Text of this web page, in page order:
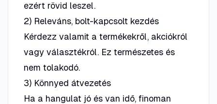
ezért rövid leszel.
2) Releváns, bolt-kapcsolt kezdés
Kérdezz valamit a termékekről, akciókról
vagy választékról. Ez természetes és
nem tolakodó.
3) Könnyed átvezetés
Ha a hangulat jó és van idő, finoman